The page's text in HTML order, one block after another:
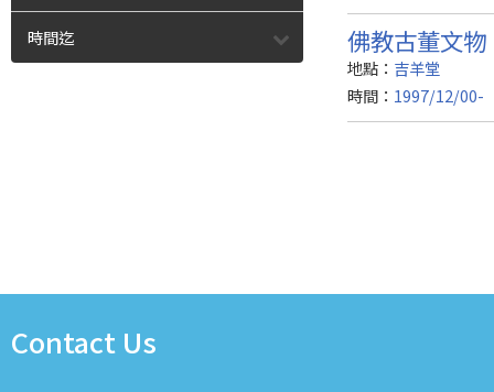
時間迄 佛教古董文物
地點： 吉羊堂
時間： 1997/12/00-
Contact Us